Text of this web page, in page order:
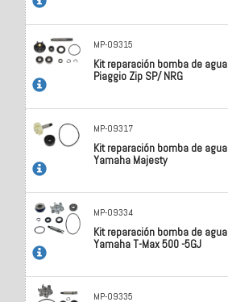
MP-09315
Kit reparación bomba de agua
Piaggio Zip SP/ NRG
MP-09317
Kit reparación bomba de agua
Yamaha Majesty
MP-09334
Kit reparación bomba de agua
Yamaha T-Max 500 -5GJ
MP-09335